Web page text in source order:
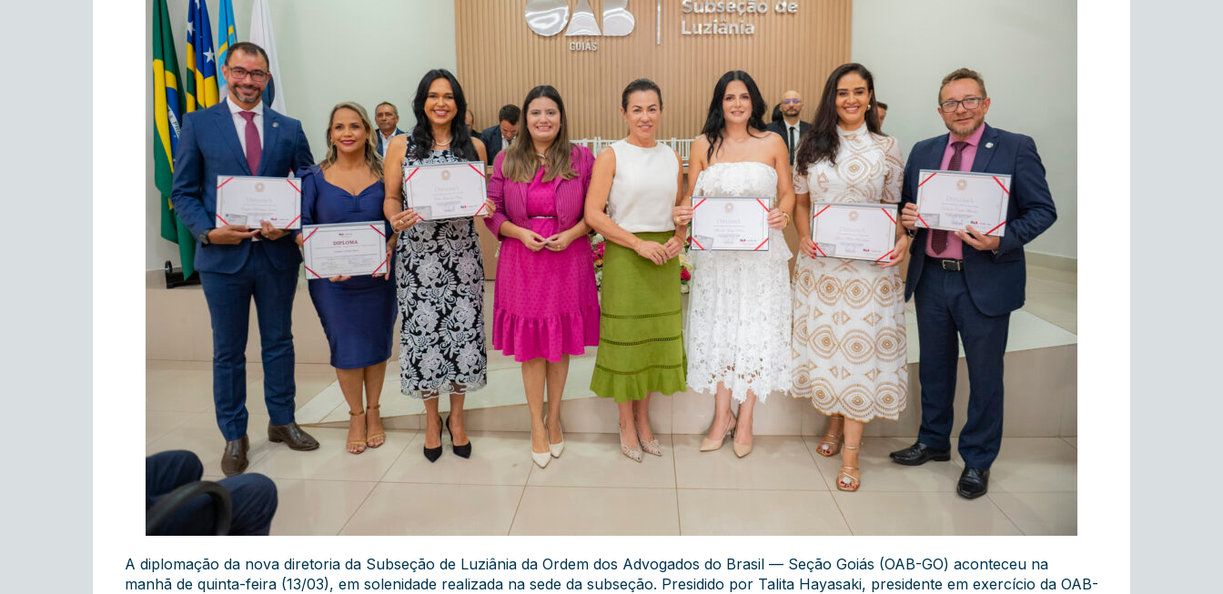
A diplomação da nova diretoria da Subseção de Luziânia da Ordem dos Advogados do Brasil — Seção Goiás (OAB-GO) aconteceu na
manhã de quinta-feira (13/03), em solenidade realizada na sede da subseção. Presidido por Talita Hayasaki, presidente em exercício da OAB-